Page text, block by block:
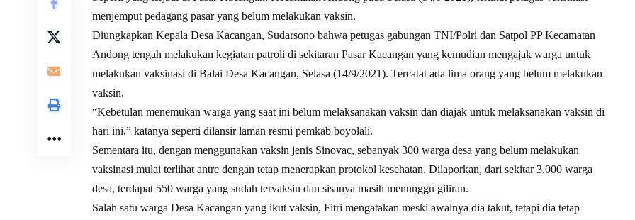
menjemput pedagang pasar yang belum melakukan vaksin.
Diungkapkan Kepala Desa Kacangan, Sudarsono bahwa petugas gabungan TNI/Polri dan Satpol PP Kecamatan
Andong tengah melakukan kegiatan patroli di sekitaran Pasar Kacangan yang kemudian mengajak warga untuk
melakukan vaksinasi di Balai Desa Kacangan, Selasa (14/9/2021). Tercatat ada lima orang yang belum melakukan
vaksin.
“Kebetulan menemukan warga yang saat ini belum melaksanakan vaksin dan diajak untuk melaksanakan vaksin di
hari ini,” katanya seperti dilansir laman resmi pemkab boyolali.
Sementara itu, dengan menggunakan vaksin jenis Sinovac, sebanyak 300 warga desa yang belum melakukan
vaksinasi mulai terlihat antre dengan tetap menerapkan protokol kesehatan. Dilaporkan, dari sekitar 3.000 warga
desa, terdapat 550 warga yang sudah tervaksin dan sisanya masih menunggu giliran.
Salah satu warga Desa Kacangan yang ikut vaksin, Fitri mengatakan meski awalnya dia takut, tetapi dia tetap